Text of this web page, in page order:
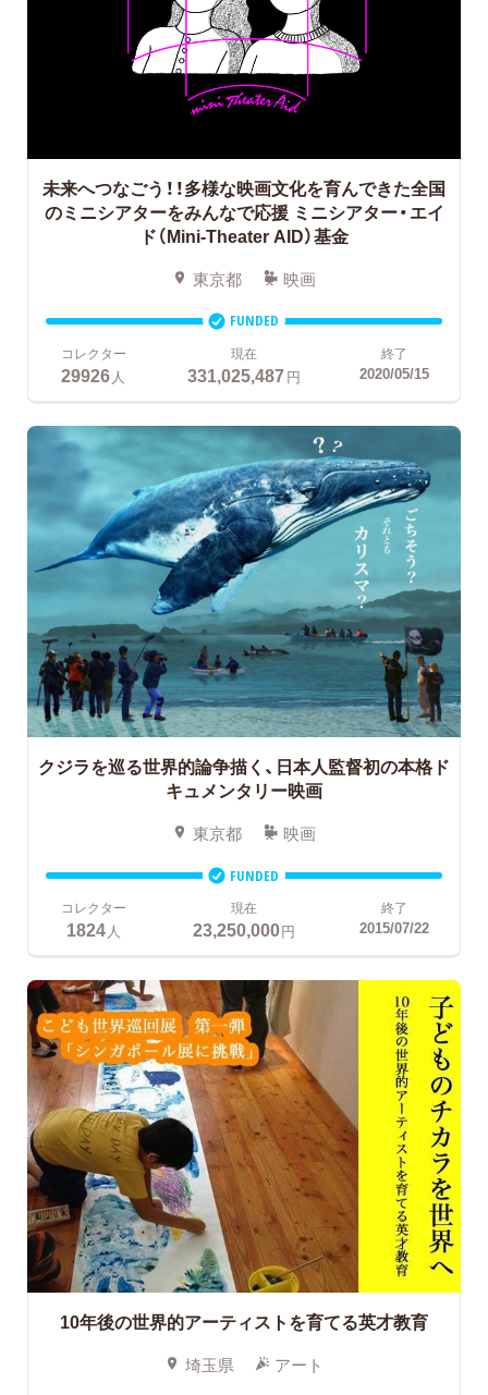
未来へつなごう！！多様な映画文化を育んできた全国
のミニシアターをみんなで応援ミニシアター・エイ
ド（Mini-Theater AID）基金
東京都 映画
FUNDED
コレクター
29926 人
現在
331,025,487円
終了
2020/05/15
クジラを巡る世界的論争描く、日本人監督初の本格ド
キュメンタリー映画
東京都 映画
FUNDED
コレクター
1824人
現在
23,250,000円
終了
2015/07/22
10年後の世界的アーティストを育てる英才教育
埼玉県 アート